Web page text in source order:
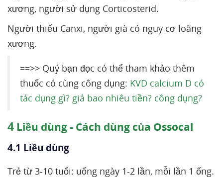
xương, người sử dụng Corticosterid.
Người thiếu Canxi, người già có nguy cơ loãng
xương.
==>> Quý bạn đọc có thể tham khảo thêm
thuốc có cùng công dụng: KVD calcium D có
tác dụng gì? giá bao nhiêu tiền? công dụng?
4 Liều dùng - Cách dùng của Ossocal
4.1 Liều dùng
Trẻ từ 3-10 tuổi: uống ngày 1-2 lần, mỗi lần 1 ống.